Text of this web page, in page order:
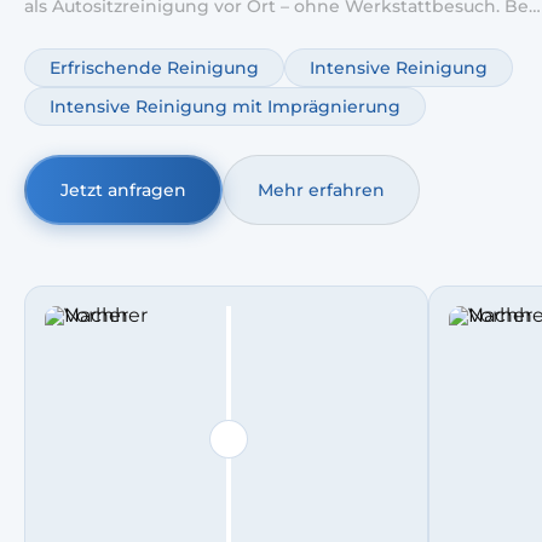
als Autositzreinigung vor Ort – ohne Werkstattbesuch. Bei
optional ergänzen wir Autopolsterreinigung
Geruchsentfernung.
Erfrischende Reinigung
Intensive Reinigung
Intensive Reinigung mit Imprägnierung
Jetzt anfragen Mehr erfahren